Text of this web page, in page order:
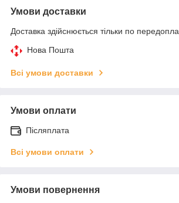
Умови доставки
Доставка здійснюється тільки по
Нова Пошта
Всі умови доставки
Умови оплати
Післяплата
Всі умови оплати
Умови повернення